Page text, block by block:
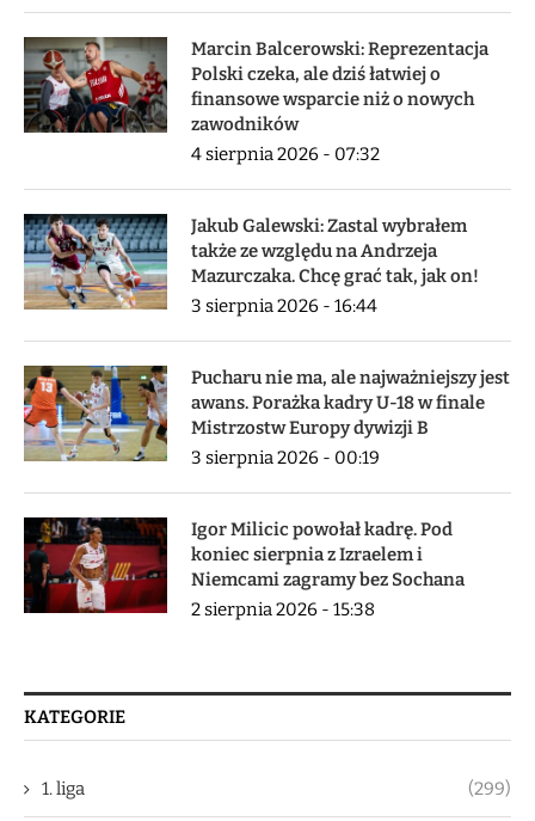
Marcin Balcerowski: Reprezentacja
Polski czeka, ale dziś łatwiej o
finansowe wsparcie niż o nowych
zawodników
4 sierpnia 2026 - 07:32
Jakub Galewski: Zastal wybrałem
także ze względu na Andrzeja
Mazurczaka. Chcę grać tak, jak on!
3 sierpnia 2026 - 16:44
Pucharu nie ma, ale najważniejszy jest
awans. Porażka kadry U-18 w finale
Mistrzostw Europy dywizji B
3 sierpnia 2026 - 00:19
Igor Milicic powołał kadrę. Pod
koniec sierpnia z Izraelem i
Niemcami zagramy bez Sochana
2 sierpnia 2026 - 15:38
KATEGORIE
1. liga (299)